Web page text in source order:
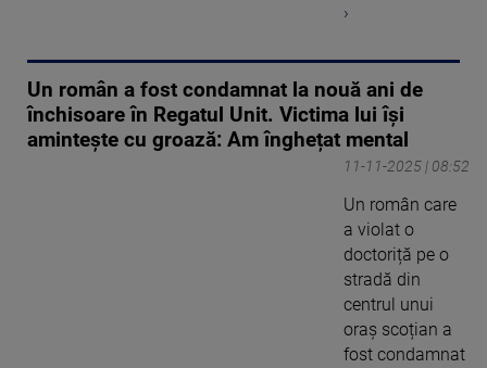
›
Un român a fost condamnat la nouă ani de
închisoare în Regatul Unit. Victima lui își
amintește cu groază: Am înghețat mental
11-11-2025 | 08:52
Un român care
a violat o
doctoriță pe o
stradă din
centrul unui
oraș scoțian a
fost condamnat